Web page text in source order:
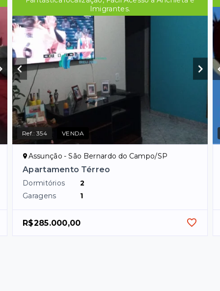
Imigrantes.
Ref.:354 VENDA
Assunção - São Bernardo do Campo/SP
Apartamento Térreo
Dormitórios
2
Garagens
1
R$285.000,00